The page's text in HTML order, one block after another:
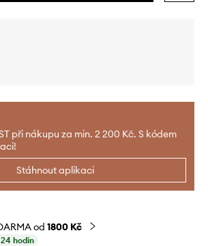
při nákupu za min. 2 200 Kč. S kódem
Stáhnout aplikaci
od 1800 Kč
hodin